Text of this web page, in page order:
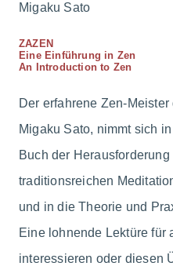
Migaku Sato
ZAZEN
Eine Einführung in Zen
An Introduction to Zen
Der erfahrene Zen-
Migaku Sato, nimmt sich
Buch der
traditionsreichen
und in die Theorie und
Eine lohnende Lektüre für
interessieren oder diesen